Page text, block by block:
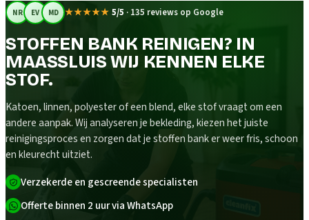
NR EV MD ★★★★★ 5/5 · 135 reviews op Google
STOFFEN BANK REINIGEN? IN
MAASSLUIS WIJ KENNEN ELKE
STOF.
Katoen, linnen, polyester of een blend, elke stof vraagt om een
andere aanpak. Wij analyseren je bekleding, kiezen het juiste
reinigingsproces en zorgen dat je stoffen bank er weer fris, schoon
en kleurecht uitziet.
Verzekerde en gescreende specialisten
Offerte binnen 2 uur via WhatsApp